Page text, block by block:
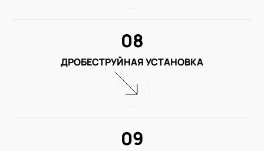
ДРОБЕСТРУЙНАЯ УСТАНОВКА
08
09